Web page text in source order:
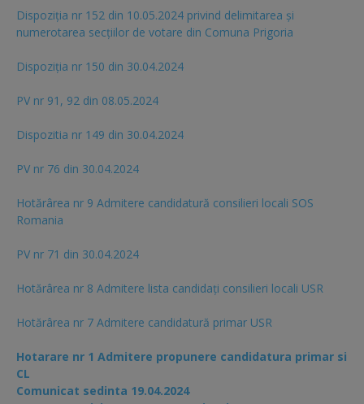
Dispoziția nr 152 din 10.05.2024 privind delimitarea și
numerotarea secțiilor de votare din Comuna Prigoria
Dispoziția nr 150 din 30.04.2024
PV nr 91, 92 din 08.05.2024
Dispozitia nr 149 din 30.04.2024
PV nr 76 din 30.04.2024
Hotărârea nr 9 Admitere candidatură consilieri locali SOS
Romania
PV nr 71 din 30.04.2024
Hotărârea nr 8 Admitere lista candidaţi consilieri locali USR
Hotărârea nr 7 Admitere candidatură primar USR
Hotarare nr 1 Admitere propunere candidatura primar si
CL
Comunicat sedinta 19.04.2024